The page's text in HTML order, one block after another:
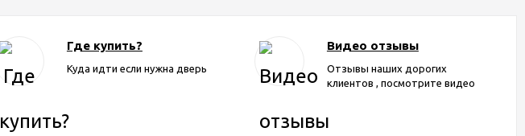
Где купить?
Куда идти если нужна дверь
Видео отзывы
Отзывы наших дорогих
клиентов , посмотрите видео